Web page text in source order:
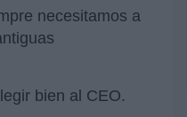
necesitamos a
bien al CEO.